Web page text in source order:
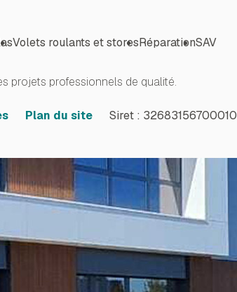
Volets roulants et storesRéparationSAV
projets professionnels de qualité.
Plan du site Siret : 32683156700010